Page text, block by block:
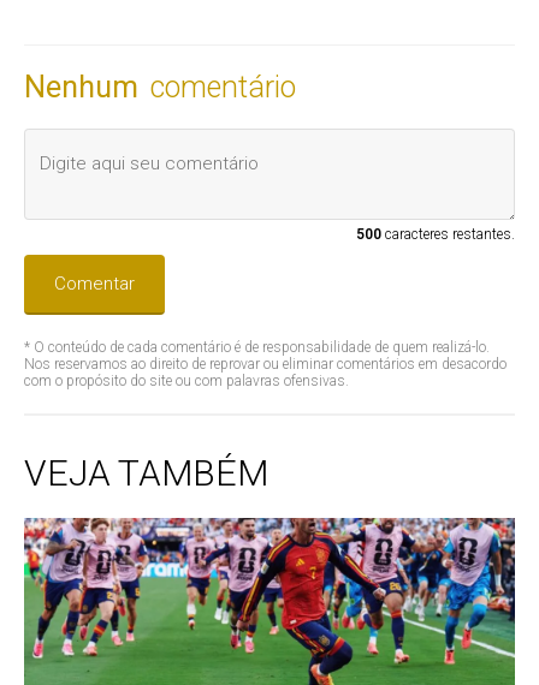
Nenhum comentário
500caracteres restantes.
Comentar
* O conteúdo de cada comentário é de responsabilidade de quem realizá-lo.
Nos reservamos ao direito de reprovar ou eliminar comentários em desacordo
com o propósito do site ou com palavras ofensivas.
VEJA TAMBÉM